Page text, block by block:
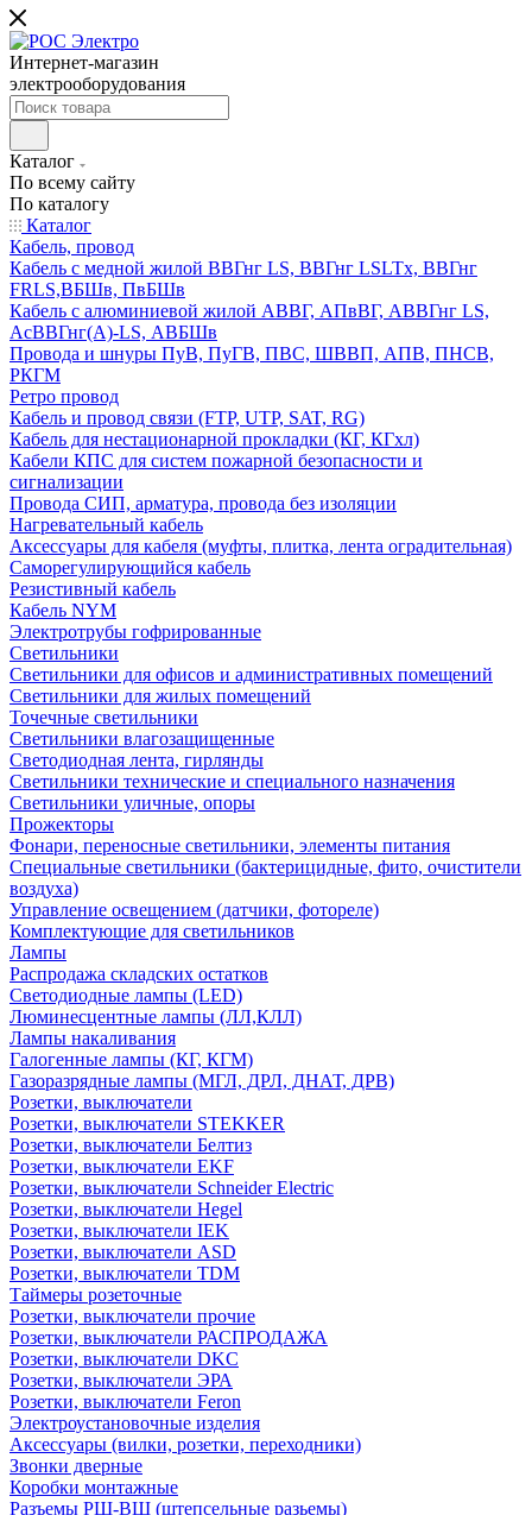
Интернет-магазин
электрооборудования
Каталог
По всему сайту
По каталогу
Каталог
Кабель, провод
Кабель с медной жилой ВВГнг LS, ВВГнг LSLTx, ВВГнг
FRLS,ВБШв, ПвБШв
Кабель с алюминиевой жилой АВВГ, АПвВГ, АВВГнг LS,
АсВВГнг(А)-LS, АВБШв
Провода и шнуры ПуВ, ПуГВ, ПВС, ШВВП, АПВ, ПНСВ,
РКГМ
Ретро провод
Кабель и провод связи (FTP, UTP, SAT, RG)
Кабель для нестационарной прокладки (КГ, КГхл)
Кабели КПС для систем пожарной безопасности и
сигнализации
Провода СИП, арматура, провода без изоляции
Нагревательный кабель
Аксессуары для кабеля (муфты, плитка, лента оградительная)
Саморегулирующийся кабель
Резистивный кабель
Кабель NYM
Электротрубы гофрированные
Светильники
Светильники для офисов и административных помещений
Светильники для жилых помещений
Точечные светильники
Светильники влагозащищенные
Светодиодная лента, гирлянды
Светильники технические и специального назначения
Светильники уличные, опоры
Прожекторы
Фонари, переносные светильники, элементы питания
Специальные светильники (бактерицидные, фито, очистители
воздуха)
Управление освещением (датчики, фотореле)
Комплектующие для светильников
Лампы
Распродажа складских остатков
Светодиодные лампы (LED)
Люминесцентные лампы (ЛЛ,КЛЛ)
Лампы накаливания
Галогенные лампы (КГ, КГМ)
Газоразрядные лампы (МГЛ, ДРЛ, ДНАТ, ДРВ)
Розетки, выключатели
Розетки, выключатели STEKKER
Розетки, выключатели Белтиз
Розетки, выключатели EKF
Розетки, выключатели Schneider Electric
Розетки, выключатели Hegel
Розетки, выключатели IEK
Розетки, выключатели ASD
Розетки, выключатели TDM
Таймеры розеточные
Розетки, выключатели прочие
Розетки, выключатели РАСПРОДАЖА
Розетки, выключатели DKC
Розетки, выключатели ЭРА
Розетки, выключатели Feron
Электроустановочные изделия
Аксессуары (вилки, розетки, переходники)
Звонки дверные
Коробки монтажные
Разъемы РШ-ВШ (штепсельные разьемы)